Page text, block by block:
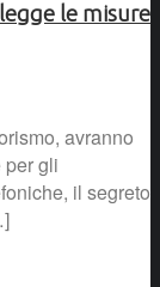
le misure
avranno
per gli
il segreto